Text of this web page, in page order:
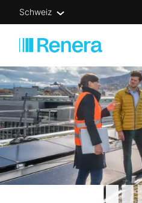
Schweiz
Unsere Lösungen
Für wen
Know-how
Über uns